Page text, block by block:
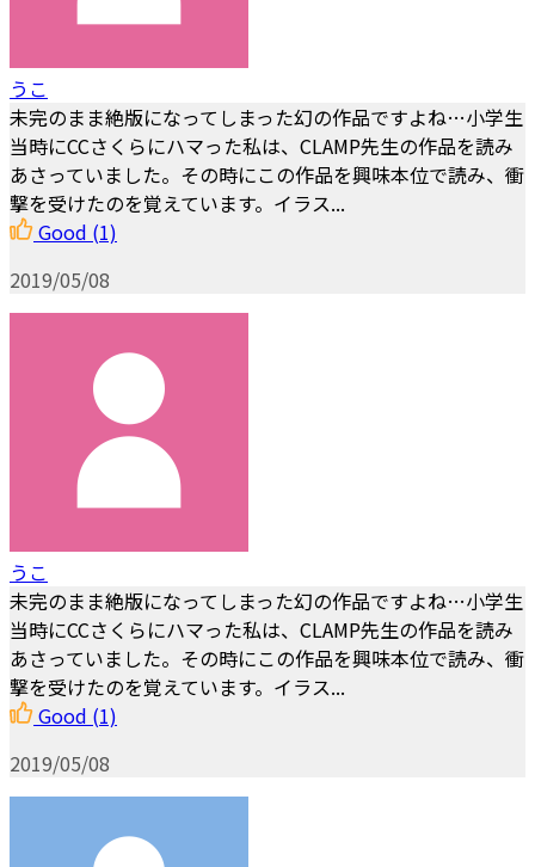
うこ
未完のまま絶版になってしまった幻の作品ですよね…小学生
当時にCCさくらにハマった私は、CLAMP先生の作品を読み
あさっていました。その時にこの作品を興味本位で読み、衝
撃を受けたのを覚えています。イラス...
Good (1)
2019/05/08
うこ
未完のまま絶版になってしまった幻の作品ですよね…小学生
当時にCCさくらにハマった私は、CLAMP先生の作品を読み
あさっていました。その時にこの作品を興味本位で読み、衝
撃を受けたのを覚えています。イラス...
Good (1)
2019/05/08